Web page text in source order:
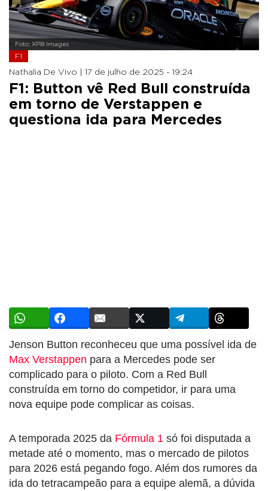
Foto: XPB Images
F1
Nathalia De Vivo | 17 de julho de 2025 - 19:24
F1: Button vê Red Bull construída
em torno de Verstappen e
questiona ida para Mercedes
Jenson Button reconheceu que uma possível ida de
Max Verstappen para a Mercedes pode ser
complicado para o piloto. Com a Red Bull
construída em torno do competidor, ir para uma
nova equipe pode complicar as coisas.
A temporada 2025 da Fórmula 1 só foi disputada a
metade até o momento, mas o mercado de pilotos
para 2026 está pegando fogo. Além dos rumores da
ida do tetracampeão para a equipe alemã, a dúvida